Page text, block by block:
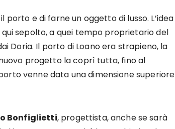
porto e di farne un oggetto di lusso. L’idea
qui sepolto, a quei tempo proprietario del
Doria. Il porto di Loano era strapieno, la
progetto la coprì tutta, fino al
venne data una dimensione superiore
Bonfiglietti, progettista, anche se sarà